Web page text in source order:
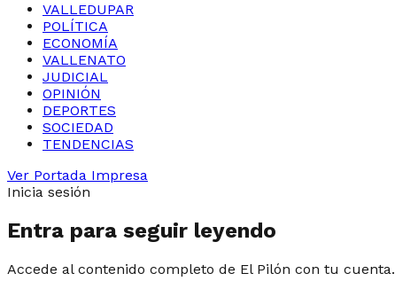
VALLEDUPAR
POLÍTICA
ECONOMÍA
VALLENATO
JUDICIAL
OPINIÓN
DEPORTES
SOCIEDAD
TENDENCIAS
Ver Portada Impresa
Inicia sesión
Entra para seguir leyendo
Accede al contenido completo de El Pilón con tu cuenta.